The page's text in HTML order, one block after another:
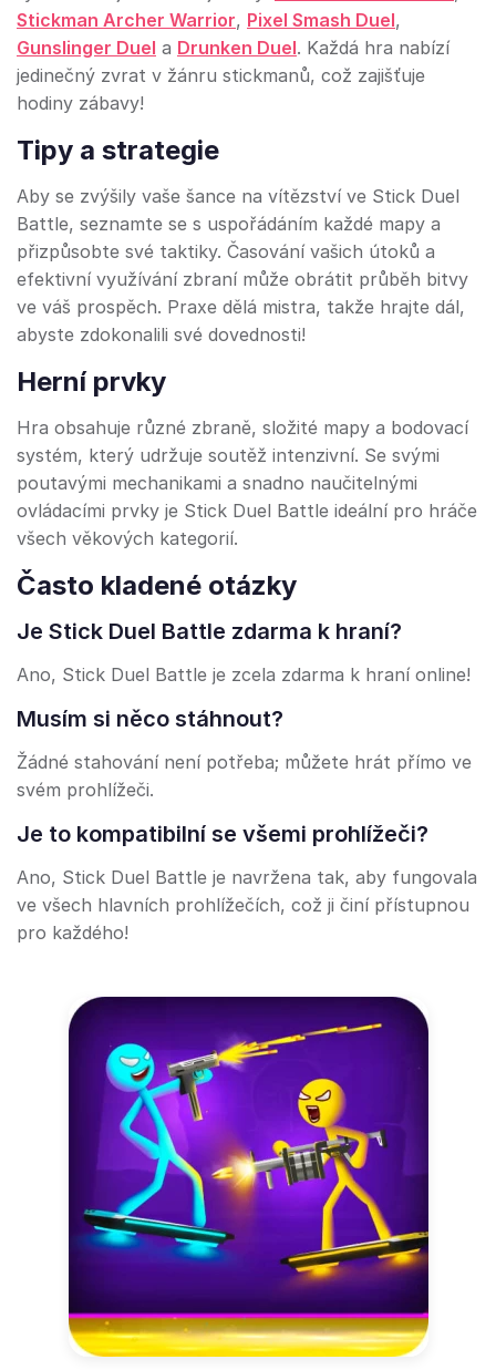
Stickman Archer Warrior, Pixel Smash Duel,
Gunslinger Duel a Drunken Duel. Každá hra nabízí
jedinečný zvrat v žánru stickmanů, což zajišťuje
hodiny zábavy!
Tipy a strategie
Aby se zvýšily vaše šance na vítězství ve Stick Duel
Battle, seznamte se s uspořádáním každé mapy a
přizpůsobte své taktiky. Časování vašich útoků a
efektivní využívání zbraní může obrátit průběh bitvy
ve váš prospěch. Praxe dělá mistra, takže hrajte dál,
abyste zdokonalili své dovednosti!
Herní prvky
Hra obsahuje různé zbraně, složité mapy a bodovací
systém, který udržuje soutěž intenzivní. Se svými
poutavými mechanikami a snadno naučitelnými
ovládacími prvky je Stick Duel Battle ideální pro hráče
všech věkových kategorií.
Často kladené otázky
Je Stick Duel Battle zdarma k hraní?
Ano, Stick Duel Battle je zcela zdarma k hraní online!
Musím si něco stáhnout?
Žádné stahování není potřeba; můžete hrát přímo ve
svém prohlížeči.
Je to kompatibilní se všemi prohlížeči?
Ano, Stick Duel Battle je navržena tak, aby fungovala
ve všech hlavních prohlížečích, což ji činí přístupnou
pro každého!